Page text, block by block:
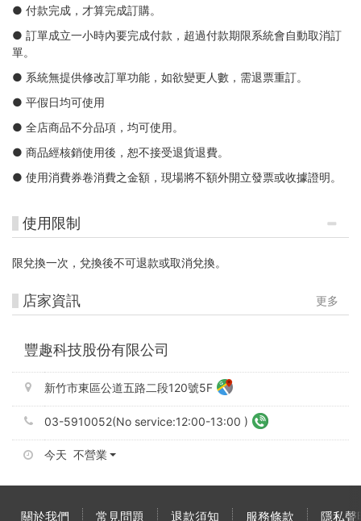
● 付款完成，才算完成訂購。
● 訂單成立一小時內要完成付款，超過付款期限系統會自動取消訂
單。
● 系統無提供修改訂單功能，如欲變更人數，需退票重訂。
● 平假日均可使用
● 全店商品不分品項，均可使用。
● 商品經核銷使用後，恕不接受退貨退費。
● 使用消費券卷消費之金額，現場將不額外開立發票或收據證明。
使用限制
限兌換一次，兌換後不可退款或取消兌換。
店家資訊 更多
豐趣科技股份有限公司
新竹市東區公道五路二段120號5F
03-5910052(No service:12:00-13:00 )
今天 不營業
關於我們 常見問題 退款須知 服務條款 隱私聲